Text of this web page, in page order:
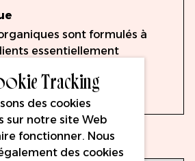
sont formulés à
essentiellement
de liaisons carbone-
Tracking
des cookies
sur notre site Web
fonctionner. Nous
des cookies